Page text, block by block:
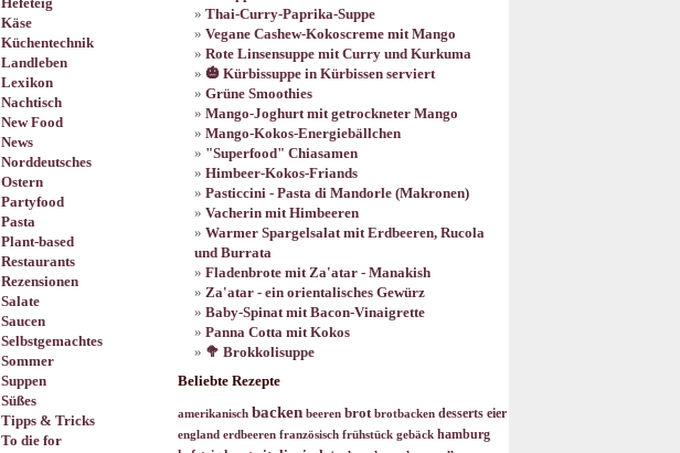
Käse
Küchentechnik
Landleben
Lexikon
Nachtisch
New Food
News
Norddeutsches
Ostern
Partyfood
Pasta
Plant-based
Restaurants
Rezensionen
Salate
Saucen
Selbstgemachtes
Sommer
Suppen
Süßes
Tipps & Tricks
To die for
Thai-Curry-Paprika-Suppe
Vegane Cashew-Kokoscreme mit Mango
Rote Linsensuppe mit Curry und Kurkuma
🎃 Kürbissuppe in Kürbissen serviert
Grüne Smoothies
Mango-Joghurt mit getrockneter Mango
Mango-Kokos-Energiebällchen
"Superfood" Chiasamen
Himbeer-Kokos-Friands
Pasticcini - Pasta di Mandorle (Makronen)
Vacherin mit Himbeeren
Warmer Spargelsalat mit Erdbeeren, Rucola
und Burrata
Fladenbrote mit Za'atar - Manakish
Za'atar - ein orientalisches Gewürz
Baby-Spinat mit Bacon-Vinaigrette
Panna Cotta mit Kokos
🥦 Brokkolisuppe
Beliebte Rezepte
amerikanisch backen beeren brot brotbacken desserts eier
england erdbeeren französisch frühstück gebäck hamburg